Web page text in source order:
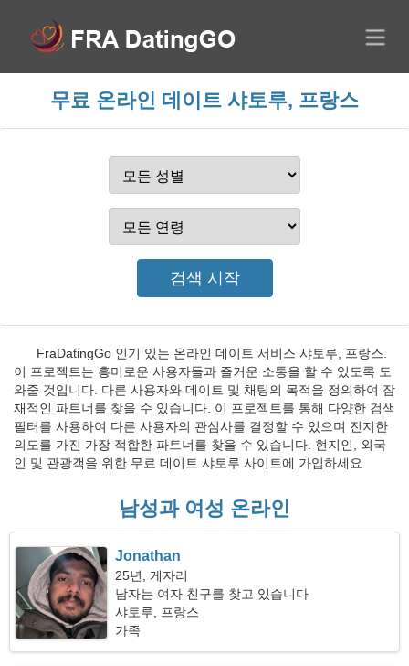
무료 온라인 데이트 샤토루, 프랑스
FraDatingGo 인기 있는 온라인 데이트 서비스 샤토루, 프랑스.
이 프로젝트는 흥미로운 사용자들과 즐거운 소통을 할 수 있도록 도
와줄 것입니다. 다른 사용자와 데이트 및 채팅의 목적을 정의하여 잠
재적인 파트너를 찾을 수 있습니다. 이 프로젝트를 통해 다양한 검색
필터를 사용하여 다른 사용자의 관심사를 결정할 수 있으며 진지한
의도를 가진 가장 적합한 파트너를 찾을 수 있습니다. 현지인, 외국
인 및 관광객을 위한 무료 데이트 샤토루 사이트에 가입하세요.
남성과 여성 온라인
Jonathan
25년, 게자리
남자는 여자 친구를 찾고 있습니다
샤토루, 프랑스
가족